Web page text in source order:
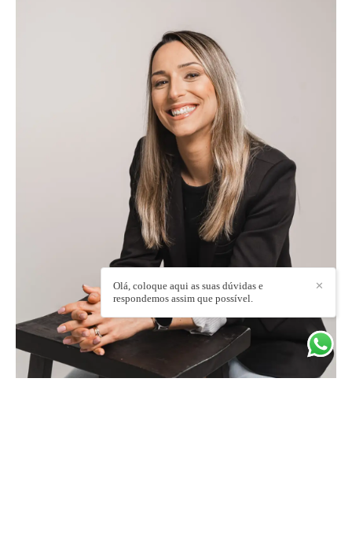
✕
Olá, coloque aqui as suas dúvidas e
respondemos assim que possível.